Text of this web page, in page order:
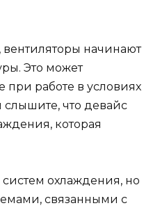
вентиляторы начинают
Это может
работе в условиях
слышите, что девайс
которая
охлаждения, но
связанными с